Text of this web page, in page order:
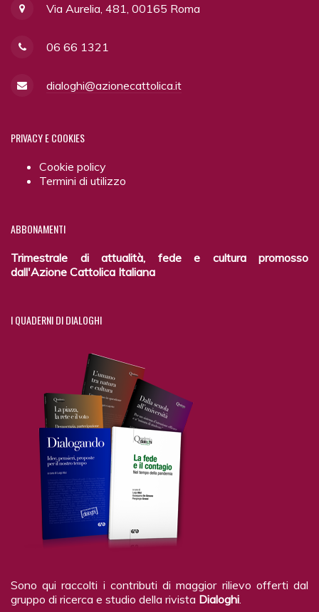
Via Aurelia, 481, 00165 Roma
06 66 1321
dialoghi@azionecattolica.it
PRIVACYE COOKIES
Cookie policy
Termini di utilizzo
ABBONAMENTI
Trimestrale di attualità, fede e cultura promosso
dall'Azione Cattolica Italiana
IQUADERNI DI DIALOGHI
Sono qui raccolti i contributi di maggior rilievo offerti dal
gruppo di ricerca e studio della rivista Dialoghi